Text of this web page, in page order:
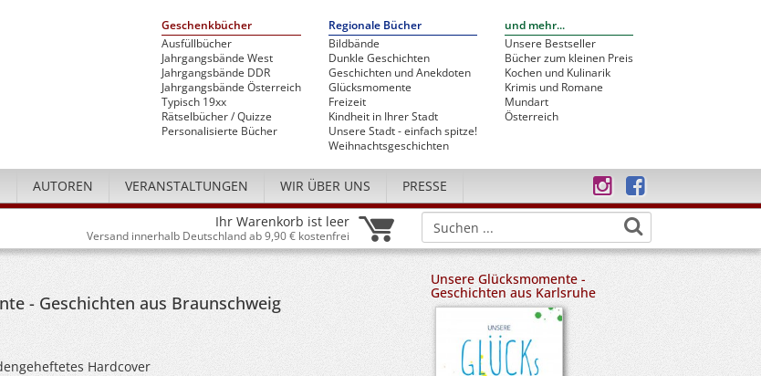
Geschenkbücher
Ausfüllbücher
Jahrgangsbände West
Jahrgangsbände DDR
Jahrgangsbände Österreich
Typisch 19xx
Rätselbücher / Quizze
Personalisierte Bücher
Regionale Bücher
Bildbände
Dunkle Geschichten
Geschichten und Anekdoten
Glücksmomente
Freizeit
Kindheit in Ihrer Stadt
Unsere Stadt - einfach spitze!
Weihnachtsgeschichten
und mehr...
Unsere Bestseller
Bücher zum kleinen Preis
Kochen und Kulinarik
Krimis und Romane
Mundart
Österreich
AUTOREN VERANSTALTUNGEN WIR ÜBER UNS PRESSE
Ihr Warenkorb ist leer
Versand innerhalb Deutschland ab 9,90 € kostenfrei
- Geschichten aus Braunschweig
Hardcover
Unsere Glücksmomente -
Geschichten aus Karlsruhe